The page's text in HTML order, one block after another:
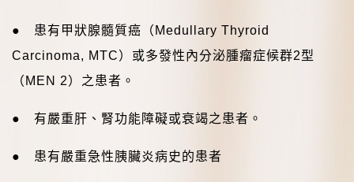
● 患有甲狀腺髓質癌（ Medullary Thyroid
Carcinoma, MTC）或多發性內分泌腫瘤症候群2型
（ MEN 2）之患者。
● 有嚴重肝、腎功能障礙或衰竭之患者。
● 患有嚴重急性胰臟炎病史的患者